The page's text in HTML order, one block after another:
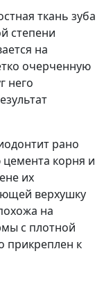
ткань зуба
степени
на
очерченную
него
рано
корня и
их
верхушку
на
с плотной
прикреплен к